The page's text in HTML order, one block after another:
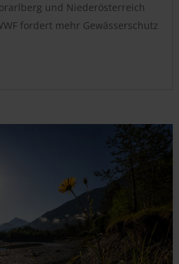
und Niederösterreich
fordert mehr Gewässerschutz